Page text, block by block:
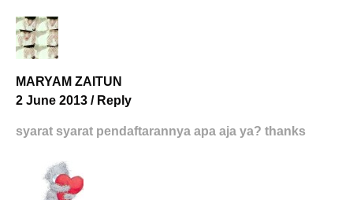
MARYAM ZAITUN
2 June 2013 / Reply
syarat syarat pendaftarannya apa aja ya? thanks